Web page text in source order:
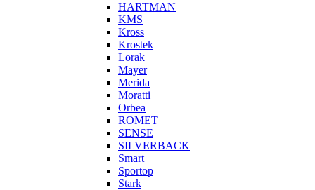
HARTMAN
KMS
Kross
Krostek
Lorak
Mayer
Merida
Moratti
Orbea
ROMET
SENSE
SILVERBACK
Smart
Sportop
Stark